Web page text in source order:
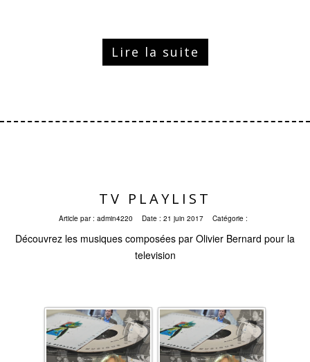
Lire la suite
TV PLAYLIST
Article par : admin4220 Date : 21 juin 2017 Catégorie :
Découvrez les musiques composées par Olivier Bernard pour la
television